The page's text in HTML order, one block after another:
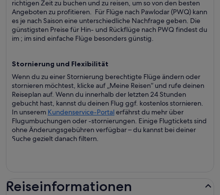
richtigen Zeit zu buchen und zu reisen, um so von den besten
Angeboten zu profitieren. Für Flüge nach Pawlodar (PWQ) kann
es je nach Saison eine unterschiedliche Nachfrage geben. Die
günstigsten Preise für Hin- und Rückflüge nach PWQ findest du
im ; im sind einfache Flüge besonders günstig.
Stornierung und Flexibilität
Wenn du zu einer Stornierung berechtigte Flüge ändern oder
stornieren möchtest, klicke auf „Meine Reisen“ und rufe deinen
Reiseplan auf. Wenn du innerhalb der letzten 24 Stunden
gebucht hast, kannst du deinen Flug ggf. kostenlos stornieren.
In unserem Kundenservice-Portalerfährst du mehr über
Flugumbuchungen oder -stornierungen. Einige Flugtickets sind
ohne Änderungsgebühren verfügbar – du kannst bei deiner
Suche gezielt danach filtern.
Reiseinformationen